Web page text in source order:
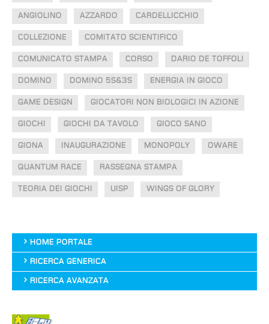
ANGIOLINO AZZARDO CARDELLICCHIO
COLLEZIONE COMITATO SCIENTIFICO
COMUNICATO STAMPA CORSO DARIO DE TOFFOLI
DOMINO DOMINO 5S&3S ENERGIA IN GIOCO
GAME DESIGN GIOCATORI NON BIOLOGICI IN AZIONE
GIOCHI GIOCHI DA TAVOLO GIOCO SANO
GIONA INAUGURAZIONE MONOPOLY OWARE
QUANTUM RACE RASSEGNA STAMPA
TEORIA DEI GIOCHI UISP WINGS OF GLORY
HOME PORTALE
RICERCA GENERICA
RICERCA AVANZATA